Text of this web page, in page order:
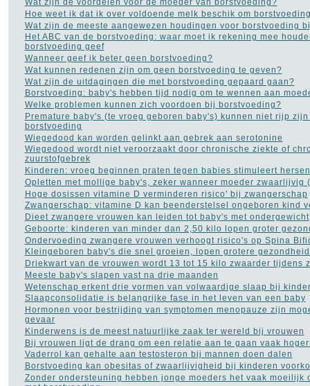
Migraine(24)
MS - Multiple Sclerose
(34)
Muishand(4)
Multipel Myeloom (2)
Neurose(1)
Opvoeding en
zwangerschap(105)
Osteoporose(13)
Parkinson(16)
Pijn aan de rug(27)
Plasproblemen
Plastische chirurgie(32)
Premenstrueel syndroom
(2)
Prostaatkanker(45)
Psoriasis(10)
Pyschose(10)
Reuma(18)
Rimpels(32)
Roken(55)
Rookverslaving(11)
Schizofrenie(9)
Sex(281)
Slaapapneu(21)
Slapeloosheid(129)
Slechte adem(5)
Stress(45)
Trombose (1)
Vaginale infecties (10)
Vaginisme - schedekramp
(2)
Verkoudheid(12)
Vitamines(77)
Wat zijn de voordelen voor de moeder van borstvoeding?
Hoe weet ik dat ik over voldoende melk beschik om
Wat zijn de meeste aangewezen houdingen voor borstvoeding
Het ABC van de borstvoeding: waar moet ik rekening mee
borstvoeding geef
Wanneer geef ik beter geen borstvoeding?
Wat kunnen redenen zijn om geen borstvoeding te geven?
Wat zijn de uitdagingen die met borstvoeding gepaard gaan?
Borstvoeding: baby's hebben tijd nodig om te wennen aan
Welke problemen kunnen zich voordoen bij borstvoeding?
Premature baby's (te vroeg geboren baby's) kunnen niet rijp
borstvoeding
Wiegedood kan worden gelinkt aan gebrek aan serotonine
Wiegedood wordt niet veroorzaakt door chronische ziekte of
zuurstofgebrek
Kinderen: vroeg beginnen praten tegen babies stimuleert
Opletten met mollige baby's, zeker wanneer moeder zwaarlijvig
Hoge dosissen vitamine D verminderen risico' bij zwangerschap
Zwangerschap: vitamine D kan beenderstelsel ongeboren kind
Dieet zwangere vrouwen kan leiden tot baby's met ondergewicht
Geboorte: kinderen van minder dan 2,50 kilo lopen groter
Ondervoeding zwangere vrouwen verhoogt risico's op Spina
Kleingeboren baby's die snel groeien, lopen grotere
Driekwart van de vrouwen wordt 13 tot 15 kilo zwaarder tijdens
Meeste baby's slapen vast na drie maanden
Wetenschap erkent drie vormen van volwaardige slaap bij
Slaapconsolidatie is belangrijke fase in het leven van een baby
Hormonen voor bestrijding van symptomen menopauze zijn
gevaar
Kinderwens is de meest natuurlijke zaak ter wereld bij vrouwen
Bij vrouwen ligt de drang om een relatie aan te gaan vaak
Vaderrol kan gehalte aan testosteron bij mannen doen dalen
Borstvoeding kan obesitas of zwaarlijvigheid bij kinderen
Zonder ondersteuning hebben jonge moeders het vaak moeilijk